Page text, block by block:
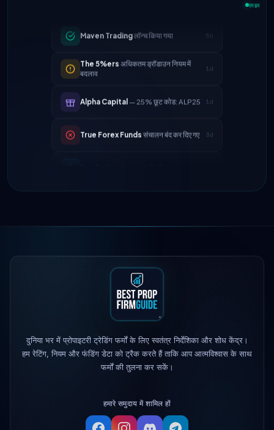
लाइव
The 5%ers
अधिकतम ड्रॉडाउन नियम में
बदलाव
1d
Alpha Capital— 25% छूट कोड: ALP25 1d
True Forex Fundsसंचालन बंद कर दिए गए 3d
FundedNextभुगतान की गति अब 24 घंटे 4d
The 5%ersअधिकतम ड्रॉडाउन नियम में
Alpha Capital— 25% छूट कोड: ALP25
True Forex Fundsसंचालन बंद कर दिए गए
दुनिया भर में प्रोपाइटरी ट्रेडिंग फर्मों के लिए स्वतंत्र निर्देशिका और शोध केंद्र।
हम रेटिंग, नियम और फंडिंग डेटा को ट्रैक करते हैं ताकि आप आत्मविश्वास के साथ
फर्मों की तुलना कर सकें।
हमारे समुदाय में शामिल हों